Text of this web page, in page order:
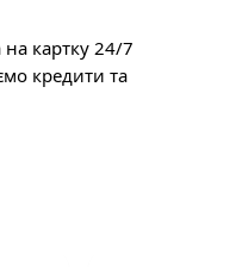
картку 24/7
кредити та